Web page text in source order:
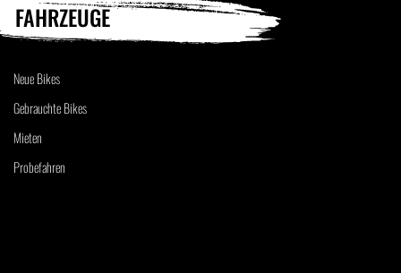
FAHRZEUGE
Neue Bikes
Gebrauchte Bikes
Mieten
Probefahren